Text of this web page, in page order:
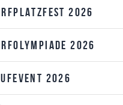
2026
2026
2026